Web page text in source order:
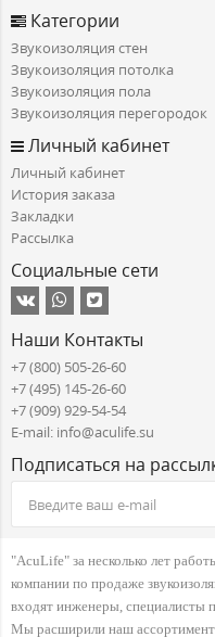
Категории
Звукоизоляция стен
Звукоизоляция потолка
Звукоизоляция пола
Звукоизоляция перегородок
Личный кабинет
Личный кабинет
История заказа
Закладки
Рассылка
Социальные сети
Наши Контакты
+7 (800) 505-26-60
+7 (495) 145-26-60
+7 (909) 929-54-54
E-mail: info@aculife.su
Подписаться на
"AcuLife" за несколько лет
компании по продаже
входят инженеры,
Мы расширили наш ассортимент